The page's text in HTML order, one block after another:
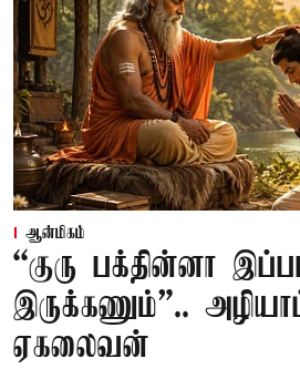
ஆன்மிகம்
“குரு பக்தின்னா
இருக்கணும்”..
ஏகலைவன்